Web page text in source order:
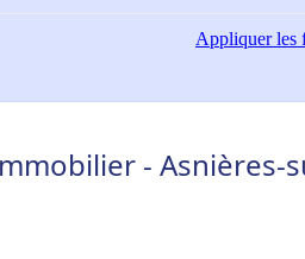
Appliquerles
- Asnières-